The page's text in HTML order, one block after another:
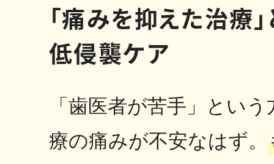
「痛みを抑えた治療
低侵襲ケア
「歯医者が苦手」とい
療の痛みが不安なはず。